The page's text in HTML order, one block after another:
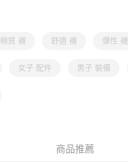
棉質 襪 舒適 襪 彈性 襪
女子 配件 男子 裝備
商品推薦